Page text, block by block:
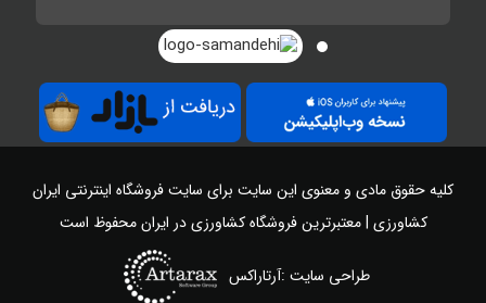
کلیه حقوق مادی و معنوی این سایت برای سایتفروشگاه اینترنتی ایران
کشاورزی | معتبرترین فروشگاه کشاورزی در ایرانمحفوظ است
طراحی سایت :آرتاراکس